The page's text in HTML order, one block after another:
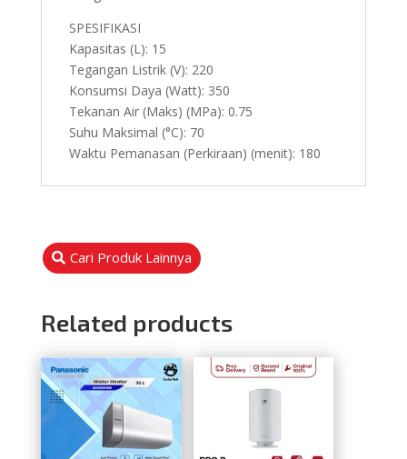
SPESIFIKASI
Kapasitas (L): 15
Tegangan Listrik (V): 220
Konsumsi Daya (Watt): 350
Tekanan Air (Maks) (MPa): 0.75
Suhu Maksimal (°C): 70
Waktu Pemanasan (Perkiraan) (menit): 180
Cari Produk Lainnya
Related products